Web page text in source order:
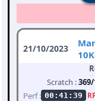
21/10/2023
Scratch :
Perf : 00:41:39